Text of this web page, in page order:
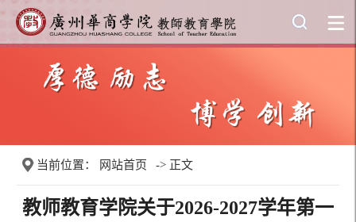
当前位置： 网站首页 -> 正文
教师教育学院关于2026-2027学年第一